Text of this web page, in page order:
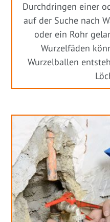
Durchdringen einer
auf der Suche nach
oder ein Rohr
Wurzelfäden
Wurzelballen